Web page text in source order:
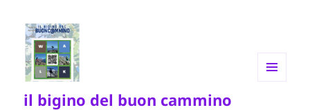
il bigino del buon cammino